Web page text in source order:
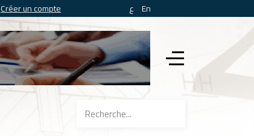
Créer un compte En